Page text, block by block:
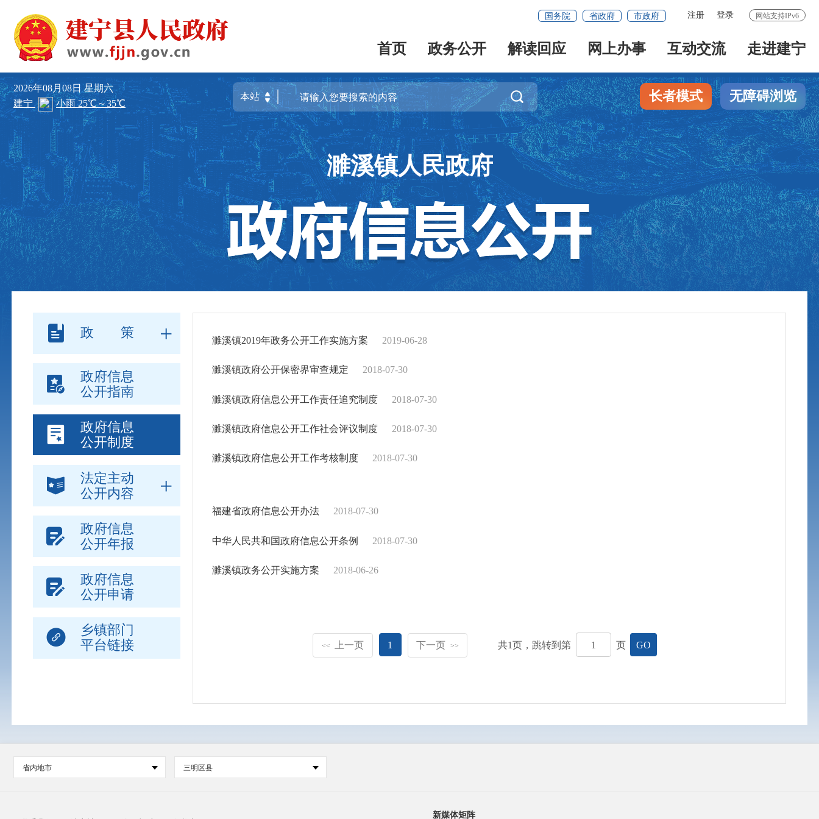
网站支持IPv6
注册 登录
国务院 省政府 市政府
首页 政务公开 解读回应 网上办事 互动交流 走进建宁
2026年08月08日星期六
 长者模式 无障碍浏览
濉溪镇人民政府
政 策
政府信息
公开指南
政府信息
公开制度
法定主动
公开内容
政府信息
公开年报
政府信息
公开申请
乡镇部门
平台链接
濉溪镇2019年政务公开工作实施方案 2019-06-28
濉溪镇政府公开保密界审查规定 2018-07-30
濉溪镇政府信息公开工作责任追究制度 2018-07-30
濉溪镇政府信息公开工作社会评议制度 2018-07-30
濉溪镇政府信息公开工作考核制度 2018-07-30
福建省政府信息公开办法 2018-07-30
中华人民共和国政府信息公开条例 2018-07-30
濉溪镇政务公开实施方案 2018-06-26
<< 上一页 1 下一页 >> 共1页，跳转到第 页 GO
省内地市 三明区县
新媒体矩阵